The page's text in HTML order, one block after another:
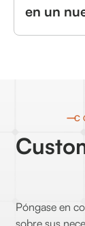
en un
Póngase en
sobre sus